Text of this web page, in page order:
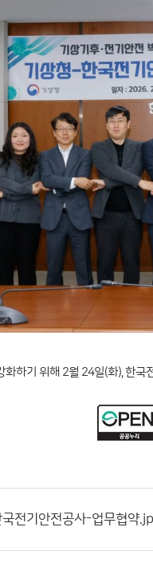
하기 위해 2월 24일(화), 한
국전기안전공사-업무협약